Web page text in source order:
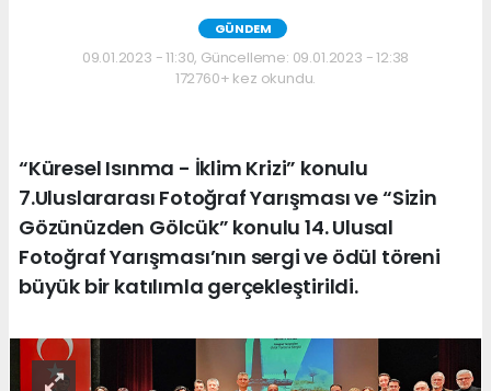
GÜNDEM
09.01.2023 - 11:30, Güncelleme: 09.01.2023 - 12:38
172760+ kez okundu.
“Küresel Isınma - İklim Krizi” konulu
7.Uluslararası Fotoğraf Yarışması ve “Sizin
Gözünüzden Gölcük” konulu 14. Ulusal
Fotoğraf Yarışması’nın sergi ve ödül töreni
büyük bir katılımla gerçekleştirildi.